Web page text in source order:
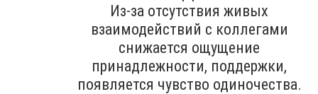
Из-за отсутствия живых
взаимодействий с коллегами
снижается ощущение
принадлежности, поддержки,
появляется чувство одиночества.